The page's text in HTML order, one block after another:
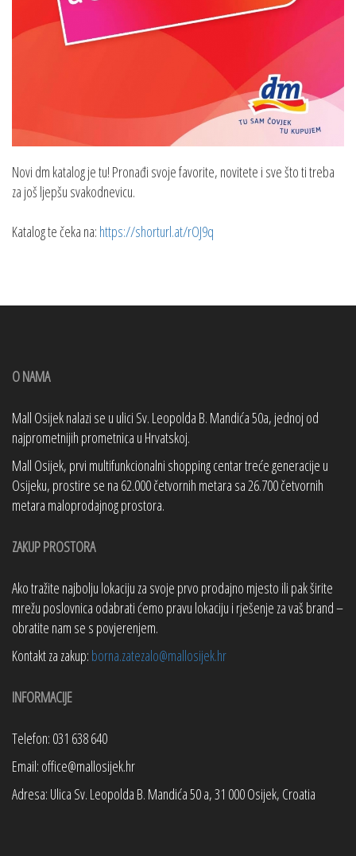
Novi dm katalog je tu! Pronađi svoje favorite, novitete i sve što ti treba
za još ljepšu svakodnevicu.
Katalog te čeka na: https://shorturl.at/rOJ9q
O NAMA
Mall Osijek nalazi se u ulici Sv. Leopolda B. Mandića 50a, jednoj od
najprometnijih prometnica u Hrvatskoj.
Mall Osijek, prvi multifunkcionalni shopping centar treće generacije u
Osijeku, prostire se na 62.000 četvornih metara sa 26.700 četvornih
metara maloprodajnog prostora.
ZAKUP PROSTORA
Ako tražite najbolju lokaciju za svoje prvo prodajno mjesto ili pak širite
mrežu poslovnica odabrati ćemo pravu lokaciju i rješenje za vaš brand –
obratite nam se s povjerenjem.
Kontakt za zakup: borna.zatezalo@mallosijek.hr
INFORMACIJE
Telefon: 031 638 640
Email: office@mallosijek.hr
Adresa: Ulica Sv. Leopolda B. Mandića 50 a, 31 000 Osijek, Croatia